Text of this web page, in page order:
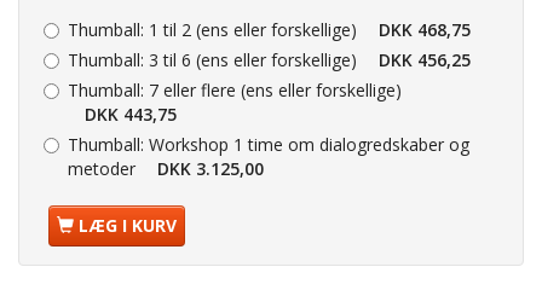
Thumball: 1 til 2 (ens eller forskellige)
DKK 468,75
Thumball: 3 til 6 (ens eller forskellige)
DKK 456,25
Thumball: 7 eller flere (ens eller forskellige)
DKK 443,75
Thumball: Workshop 1 time om dialogredskaber og
metoder
DKK 3.125,00
LÆG I KURV